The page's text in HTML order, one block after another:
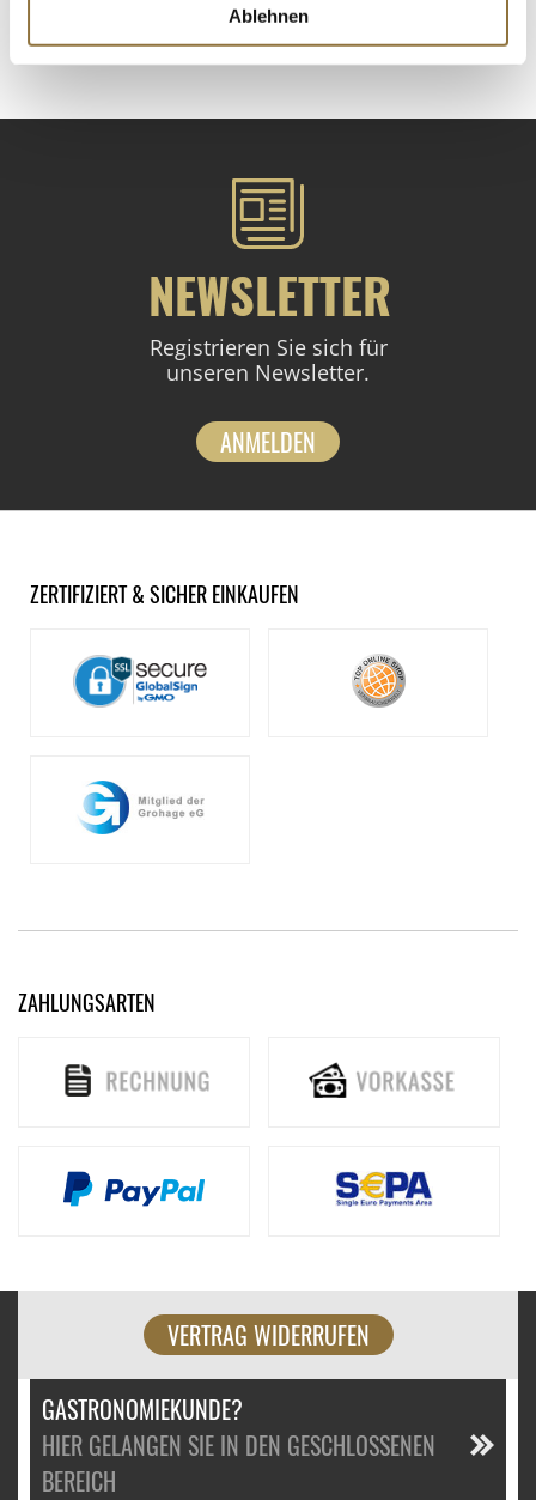
Ablehnen
NEWSLETTER
Registrieren Sie sich für
unseren Newsletter.
ANMELDEN
ZERTIFIZIERT & SICHER EINKAUFEN
ZAHLUNGSARTEN
VERTRAG WIDERRUFEN
GASTRONOMIEKUNDE?
HIER GELANGEN SIE IN DEN GESCHLOSSENEN
BEREICH